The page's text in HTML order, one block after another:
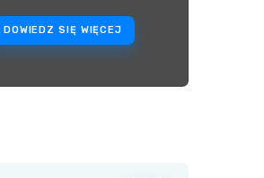
DOWIEDZ SIĘ WIĘCEJ